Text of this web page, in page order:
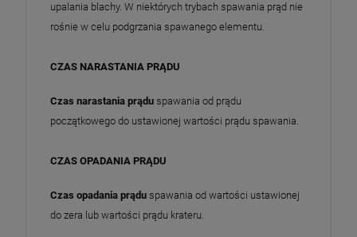
upalania blachy. W niektórych trybach spawania prąd nie
rośnie w celu podgrzania spawanego elementu.
CZAS NARASTANIA PRĄDU
Czas narastania prądu spawania od prądu
początkowego do ustawionej wartości prądu spawania.
CZAS OPADANIA PRĄDU
Czas opadania prądu spawania od wartości ustawionej
do zera lub wartości prądu krateru.